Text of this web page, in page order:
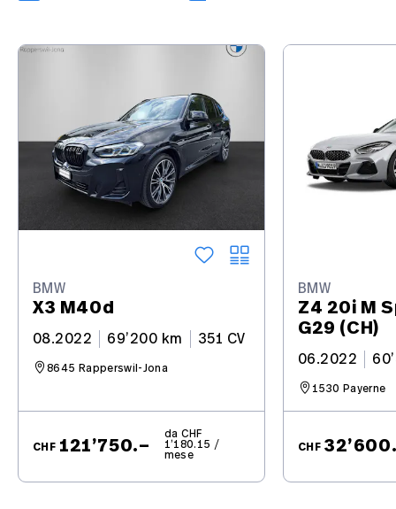
BMW
X3 M40d
08.2022 69’200 km 351 CV
8645 Rapperswil-Jona
CHF 121’750.– da CHF
1’180.15 /
mese
BMW
Z4 20i M
G29 (CH)
06.2022
1530 Payerne
CHF